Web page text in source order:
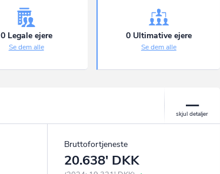
supersonic
0 Legale ejere
Se dem alle
0 Ultimative ejere
Se dem alle
Bruttofortjeneste
20.638' DKK